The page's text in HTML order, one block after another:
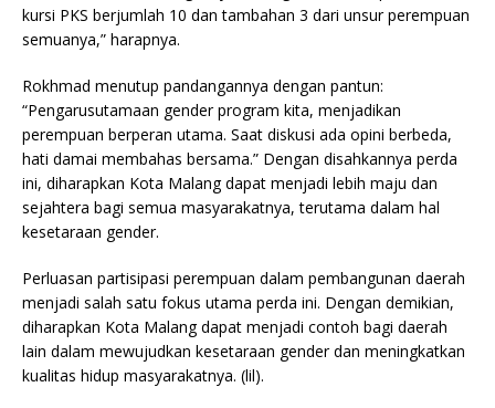
kursi PKS berjumlah 10 dan tambahan 3 dari unsur perempuan
semuanya,” harapnya.
Rokhmad menutup pandangannya dengan pantun:
“Pengarusutamaan gender program kita, menjadikan
perempuan berperan utama. Saat diskusi ada opini berbeda,
hati damai membahas bersama.” Dengan disahkannya perda
ini, diharapkan Kota Malang dapat menjadi lebih maju dan
sejahtera bagi semua masyarakatnya, terutama dalam hal
kesetaraan gender.
Perluasan partisipasi perempuan dalam pembangunan daerah
menjadi salah satu fokus utama perda ini. Dengan demikian,
diharapkan Kota Malang dapat menjadi contoh bagi daerah
lain dalam mewujudkan kesetaraan gender dan meningkatkan
kualitas hidup masyarakatnya. (lil).